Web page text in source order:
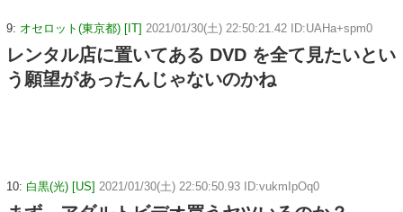
9: オセロット(東京都) [IT] 2021/01/30(土) 22:50:21.42 ID:UAHa+spm0
レンタル店に置いてある DVD を全て見たいとい
う願望があったんじゃないのかね
10: 白黒(光) [US] 2021/01/30(土) 22:50:50.93 ID:vukmIpOq0